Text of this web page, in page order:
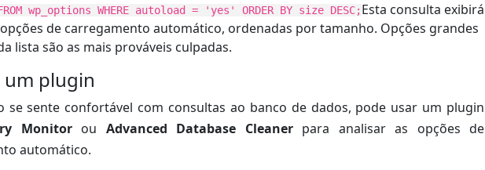
wp_options WHERE autoload = 'yes' ORDER BY size DESC;Esta consulta exibirá
de carregamento automático, ordenadas por tamanho. Opções grandes
lista são as mais prováveis culpadas.
um plugin
se sente confortável com consultas ao banco de dados, pode usar um plugin
Monitorou Advanced Database Cleanerpara analisar as opções de
automático.